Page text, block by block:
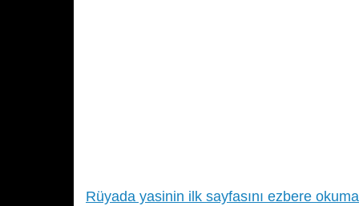
Rüyada yasinin ilk sayfasını ezbere